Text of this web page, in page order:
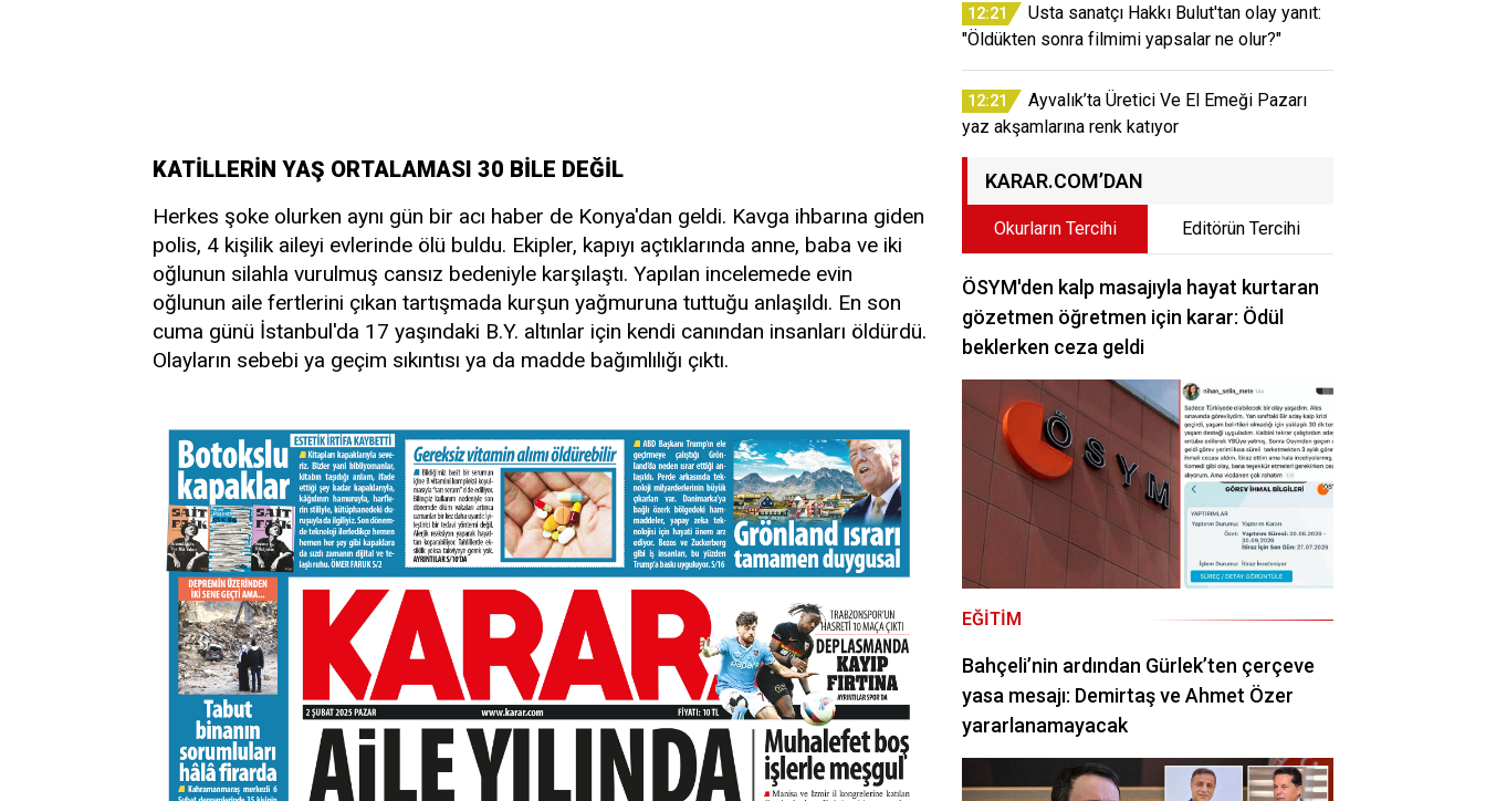
KATİLLERİN YAŞ ORTALAMASI 30 BİLE DEĞİL
Herkes şoke olurken aynı gün bir acı haber de Konya'dan geldi. Kavga ihbarına giden
polis, 4 kişilik aileyi evlerinde ölü buldu. Ekipler, kapıyı açtıklarında anne, baba ve iki
oğlunun silahla vurulmuş cansız bedeniyle karşılaştı. Yapılan incelemede evin
oğlunun aile fertlerini çıkan tartışmada kurşun yağmuruna tuttuğu anlaşıldı. En son
cuma günü İstanbul'da 17 yaşındaki B.Y. altınlar için kendi canından insanları öldürdü.
Olayların sebebi ya geçim sıkıntısı ya da madde bağımlılığı çıktı.
12:21
Usta sanatçı Hakkı Bulut'tan olay yanıt:
"Öldükten sonra filmimi yapsalar ne olur?"
12:21
Ayvalık’ta Üretici Ve El Emeği Pazarı
yaz akşamlarına renk katıyor
KARAR.COM’DAN
Okurların Tercihi Editörün Tercihi
ÖSYM'den kalp masajıyla hayat kurtaran
gözetmen öğretmen için karar: Ödül
beklerken ceza geldi
EĞITIM
Bahçeli’nin ardından Gürlek’ten çerçeve
yasa mesajı: Demirtaş ve Ahmet Özer
yararlanamayacak